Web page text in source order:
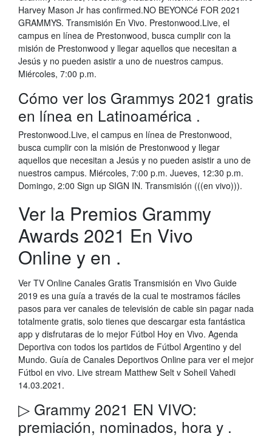
Harvey Mason Jr has confirmed.NO BEYONCé FOR 2021
GRAMMYS. Transmisión En Vivo. Prestonwood.Live, el
campus en línea de Prestonwood, busca cumplir con la
misión de Prestonwood y llegar aquellos que necesitan a
Jesús y no pueden asistir a uno de nuestros campus.
Miércoles, 7:00 p.m.
Cómo ver los Grammys 2021 gratis
en línea en Latinoamérica .
Prestonwood.Live, el campus en línea de Prestonwood,
busca cumplir con la misión de Prestonwood y llegar
aquellos que necesitan a Jesús y no pueden asistir a uno de
nuestros campus. Miércoles, 7:00 p.m. Jueves, 12:30 p.m.
Domingo, 2:00 Sign up SIGN IN. Transmisión (((en vivo))).
Ver la Premios Grammy
Awards 2021 En Vivo
Online y en .
Ver TV Online Canales Gratis Transmisión en Vivo Guide
2019 es una guía a través de la cual te mostramos fáciles
pasos para ver canales de televisión de cable sin pagar nada
totalmente gratis, solo tienes que descargar esta fantástica
app y disfrutaras de lo mejor Fútbol Hoy en Vivo. Agenda
Deportiva con todos los partidos de Fútbol Argentino y del
Mundo. Guía de Canales Deportivos Online para ver el mejor
Fútbol en vivo. Live stream Matthew Selt v Soheil Vahedi
14.03.2021.
▷ Grammy 2021 EN VIVO:
premiación, nominados, hora y .